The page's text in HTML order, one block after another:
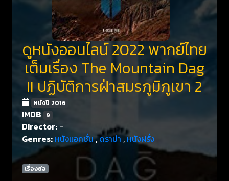
ดูหนังออนไลน์ 2022 พากย์ไทย
เต็มเรื่อง The Mountain Dag
II ปฏิบัติการฝ่าสมรภูมิภูเขา 2
หนังปี 2016
IMDB 9
Director: -
Genres: หนังแอคชั่น,ดราม่า,หนังฝรั่ง
เรื่องย่อ